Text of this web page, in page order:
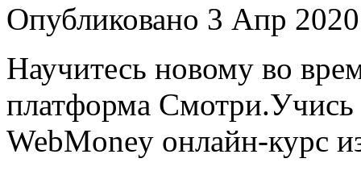
Опубликовано 3 Апр
Научитесь новому во
платформа Смотри.Учись
WebMoney онлайн-курс